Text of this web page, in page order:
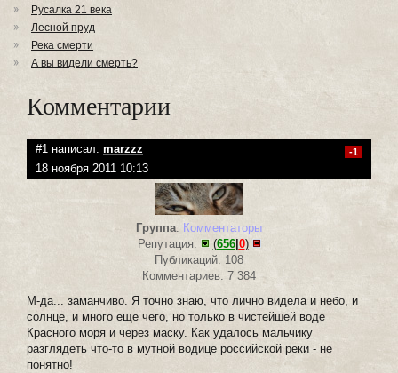
Русалка 21 века
Лесной пруд
Река смерти
А вы видели смерть?
Комментарии
#1 написал: marzzz -1
18 ноября 2011 10:13
Группа: Комментаторы
Репутация:
(656| 0)
Публикаций: 108
Комментариев: 7 384
М-да... заманчиво. Я точно знаю, что лично видела и небо, и
солнце, и много еще чего, но только в чистейшей воде
Красного моря и через маску. Как удалось мальчику
разглядеть что-то в мутной водице российской реки - не
понятно!